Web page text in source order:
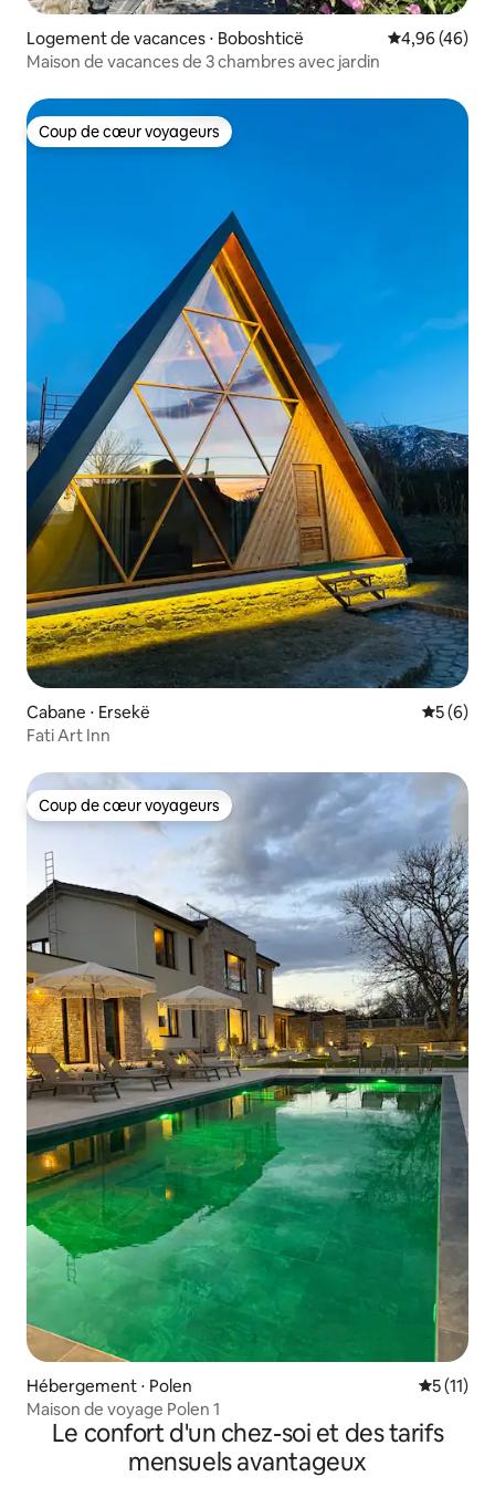
Logement de vacances ⋅ Boboshticë Évaluation
4,96 (46)
Maison de vacances de 3 chambres avec jardin
Coup de cœur voyageurs
Coup de cœur voyageurs
Cabane ⋅ Ersekë
5 (6)
Fati Art Inn
Coup de cœur voyageurs
Coup de cœur voyageurs
Hébergement ⋅ Polen
5 (11)
Maison de voyage Polen 1
Le confort d'un chez-soi et des tarifs
mensuels avantageux